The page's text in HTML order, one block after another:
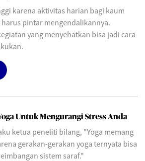
karena aktivitas harian bagi kaum
pintar mengendalikannya.
yang menyehatkan bisa jadi cara
Untuk Mengurangi Stress Anda
ketua peneliti bilang, "Yoga memang
gerakan-gerakan yoga ternyata bisa
sistem saraf."